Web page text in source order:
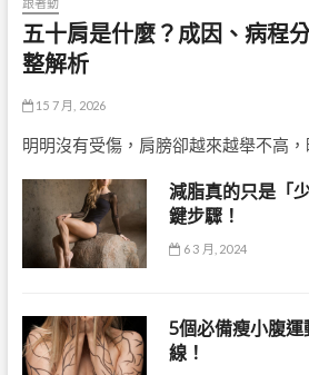
跟著動
五十肩是什麼？成因、病程
整解析
15 7 月, 2026
明明沒有受傷，肩膀卻越來越舉不高
減脂真的只是「
鍵步驟！
6 3 月, 2024
5個必備瘦小腹
線！